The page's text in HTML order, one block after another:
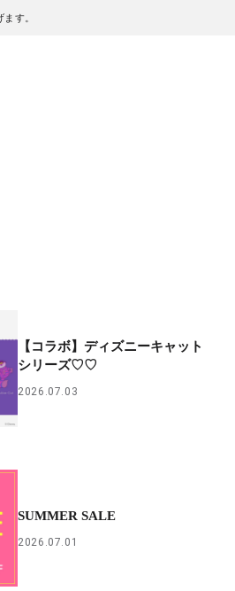
す。
【コラボ】ディズニーキャット
シリーズ♡♡
2026.07.03
SUMMER SALE
2026.07.01